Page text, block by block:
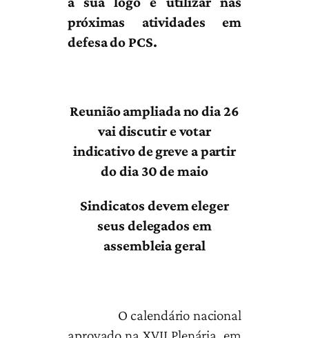
próximas atividades em
defesa do PCS.
Reunião ampliada no dia 26
vai discutir e votar
indicativo de greve a partir
do dia 30 de maio
Sindicatos devem eleger
seus delegados em
assembleia geral
O calendário nacional